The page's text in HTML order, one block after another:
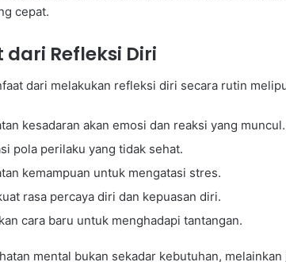
cepat.
Refleksi Diri
dari melakukan refleksi diri secara rutin
kesadaran akan emosi dan reaksi yang muncul.
pola perilaku yang tidak sehat.
kemampuan untuk mengatasi stres.
rasa percaya diri dan kepuasan diri.
cara baru untuk menghadapi tantangan.
mental bukan sekadar kebutuhan,